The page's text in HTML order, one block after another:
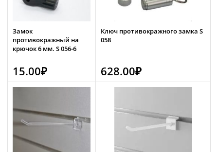
Замок
противокражный на
крючок 6 мм. S 056-6
15.00₽
Ключ противокражного замка S
058
628.00₽